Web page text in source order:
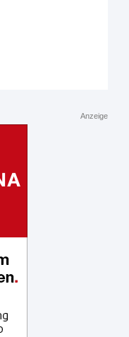
Anzeige